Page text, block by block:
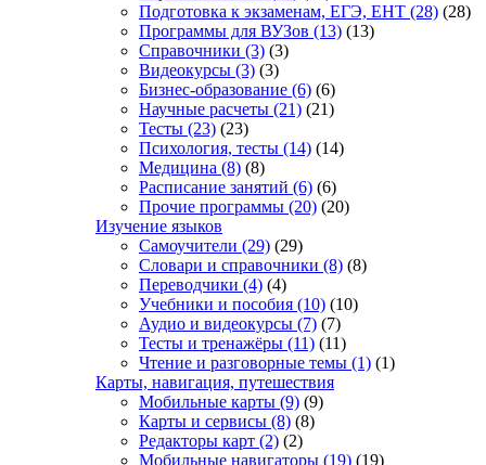
Подготовка к экзаменам, ЕГЭ, ЕНТ (28) (28)
Программы для ВУЗов (13) (13)
Справочники (3) (3)
Видеокурсы (3) (3)
Бизнес-образование (6) (6)
Научные расчеты (21) (21)
Тесты (23) (23)
Психология, тесты (14) (14)
Медицина (8) (8)
Расписание занятий (6) (6)
Прочие программы (20) (20)
Изучение языков
Самоучители (29) (29)
Словари и справочники (8) (8)
Переводчики (4) (4)
Учебники и пособия (10) (10)
Аудио и видеокурсы (7) (7)
Тесты и тренажёры (11) (11)
Чтение и разговорные темы (1) (1)
Карты, навигация, путешествия
Мобильные карты (9) (9)
Карты и сервисы (8) (8)
Редакторы карт (2) (2)
Мобильные навигаторы (19) (19)